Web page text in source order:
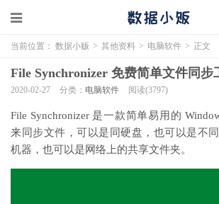
当前位置： 数据小贩 > 其他资料 > 电脑软件 > 正文
File Synchronizer 免费简单文件同步
2020-02-27 分类： 电脑软件 阅读(3797)
File Synchronizer 是一款简单易用的
来同步文件，可以是同硬盘，也可以是不
机器，也可以是网络上的共享文件夹。